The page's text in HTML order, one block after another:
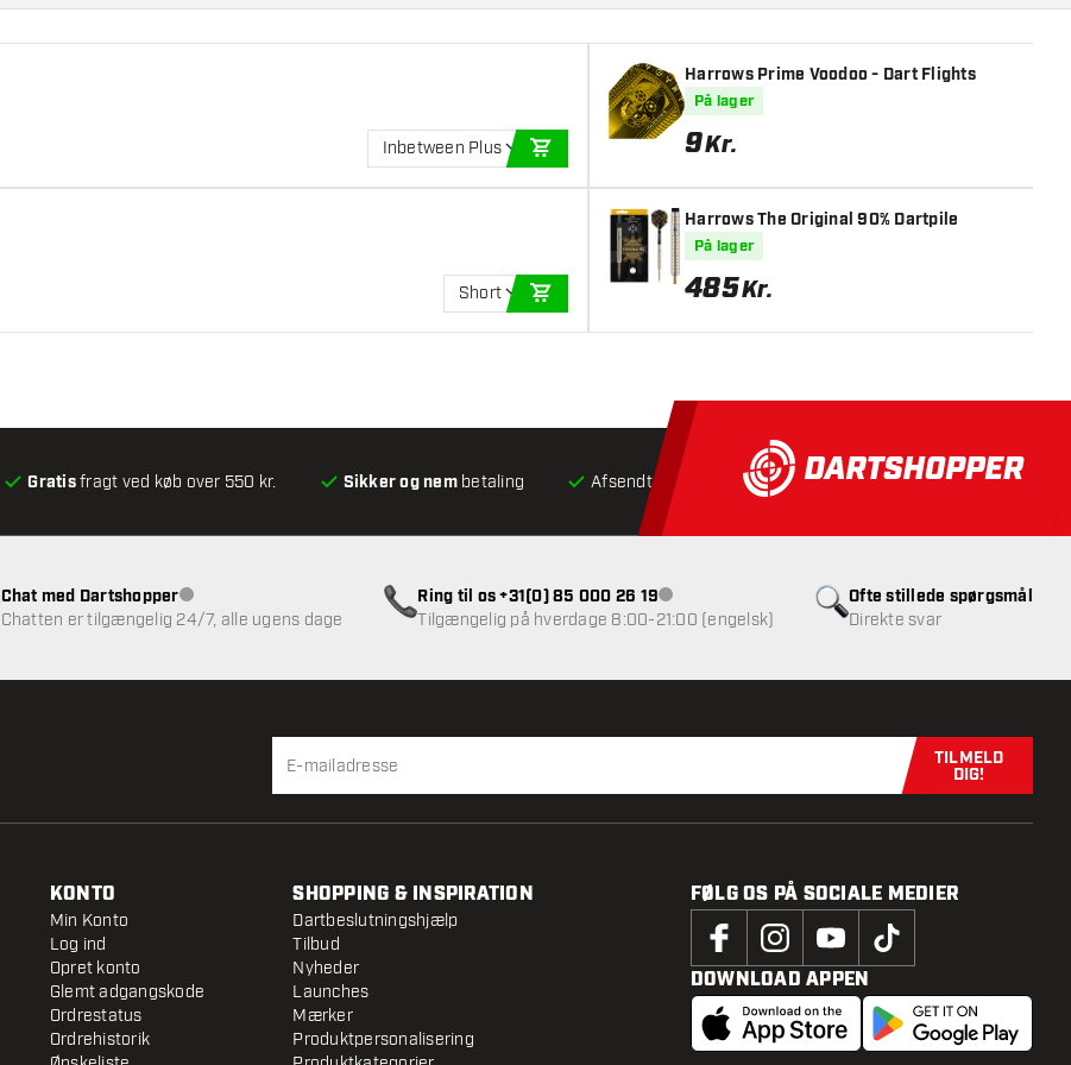
Inbetween Plus
Short
Harrows Prime Voodoo - Dart Flights
På lager
9Kr.
Harrows The Original 90% Dartpile
På lager
485Kr.
Gratisfragt ved køb over 550 kr. Sikker og nembetaling Afsendt inden for 24 timer Gratisfragt ved køb over
Ofte stillede spørgsmål
Direkte svar
Chat med DartshopperKundeservice ikke tilgængelig
Chatten er tilgængelig 24/7, alle ugens dage
Ring til os +31(0) 85 000 26 19Kundeservice ikke tilgængelig
Tilgængelig på hverdage 8:00-21:00 (engelsk)
Tilmeld dig
TILMELD
DIG!
KONTO
Min Konto
Log ind
Opret konto
Glemt adgangskode
Ordrestatus
Ordrehistorik
SHOPPING & INSPIRATION
Dartbeslutningshjælp
Tilbud
Nyheder
Launches
Mærker
Produktpersonalisering
FØLG OS PÅ SOCIALE MEDIER
DOWNLOAD APPEN